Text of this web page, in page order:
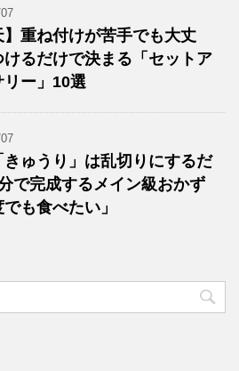
】重ね付けが苦手でも大丈
けるだけで決まる「セットア
リー」10選
きゅうり」は乱切りにするだ
で完成するメイン級おかず
でも食べたい」